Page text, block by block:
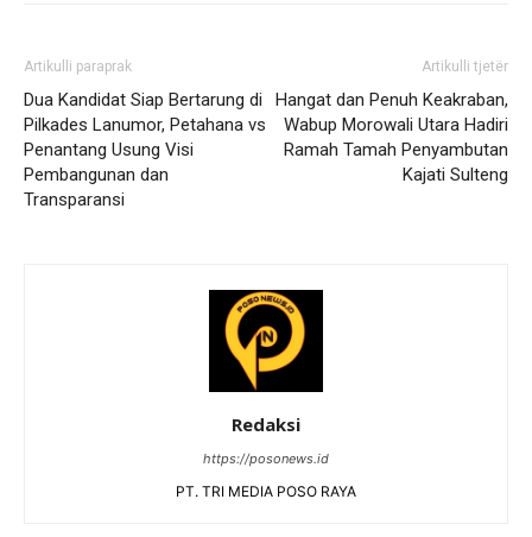
Artikulli paraprak
Dua Kandidat Siap Bertarung di
Pilkades Lanumor, Petahana vs
Penantang Usung Visi
Pembangunan dan
Transparansi
Artikulli tjetër
Hangat dan Penuh Keakraban,
Wabup Morowali Utara Hadiri
Ramah Tamah Penyambutan
Kajati Sulteng
Redaksi
https://posonews.id
PT. TRI MEDIA POSO RAYA